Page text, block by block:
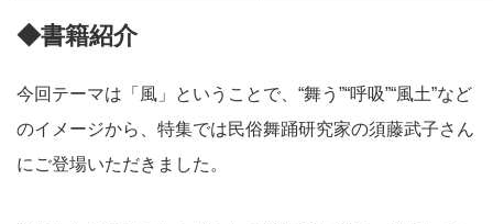
◆書籍紹介
今回テーマは「風」ということで、“舞う”“呼吸”“風土”など
のイメージから、特集では民俗舞踊研究家の須藤武子さん
にご登場いただきました。